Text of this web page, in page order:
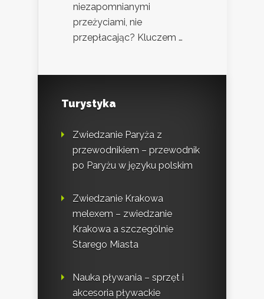
niezapomnianymi
przeżyciami, nie
przepłacając? Kluczem …
Turystyka
Zwiedzanie Paryża z
przewodnikiem – przewodnik
po Paryżu w języku polskim
Zwiedzanie Krakowa
melexem – zwiedzanie
Krakowa a szczególnie
Starego Miasta
Nauka pływania – sprzęt i
akcesoria pływackie